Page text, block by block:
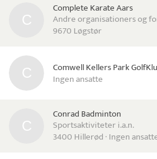
Complete Karate Aars
Andre organisationers og
9670 Løgstør
Comwell Kellers Park
Ingen ansatte
Conrad Badminton
Sportsaktiviteter i.a.n.
3400 Hillerød · Ingen